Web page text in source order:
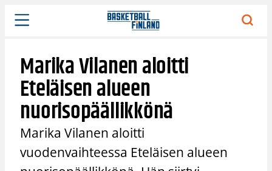
Siirry
sisältöön
Marika Vilanen aloitti
Eteläisen alueen
nuorisopäällikkönä
Marika Vilanen aloitti
vuodenvaihteessa Eteläisen alueen